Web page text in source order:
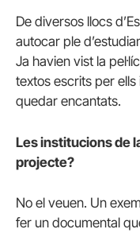
De diversos llocs
autocar ple
Ja havien vist la
textos escrits per
quedar encantats.
Les institucions de
projecte?
No el veuen. Un
fer un documental